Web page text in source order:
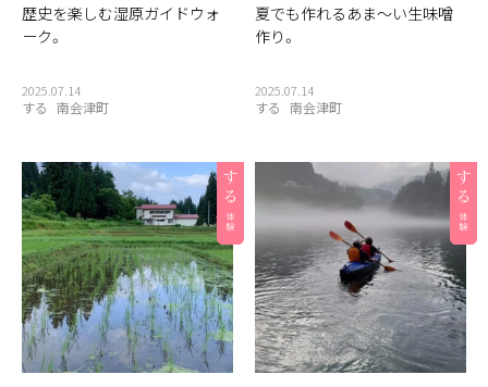
歴史を楽しむ湿原ガイドウォ
ーク。
2025.07.14
する 南会津町
夏でも作れるあま〜い生味噌
作り。
2025.07.14
する 南会津町